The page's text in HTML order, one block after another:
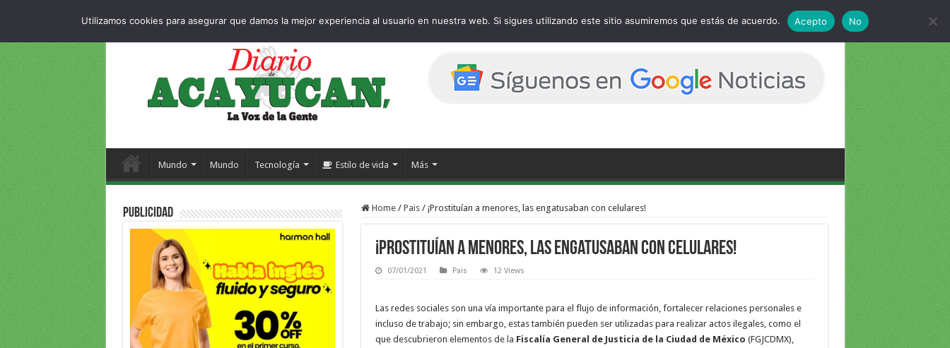
Mundo Mundo Tecnología Estilo de vida Más
Home / Pais / ¡Prostituían a menores, las engatusaban con celulares!
¡Prostituían a menores, las engatusaban con celulares!
07/01/2021 Pais 12 Views
Las redes sociales son una vía importante para el flujo de información, fortalecer relaciones personales e
incluso de trabajo; sin embargo, estas también pueden ser utilizadas para realizar actos ilegales, como el
que descubrieron elementos de la Fiscalía General de Justicia de la Ciudad de México (FGJCDMX),
PUBLICIDAD
Utilizamos cookies para asegurar que damos la mejor experiencia al usuario en nuestra web. Si sigues utilizando este sitio asumiremos que estás de acuerdo. Acepto No